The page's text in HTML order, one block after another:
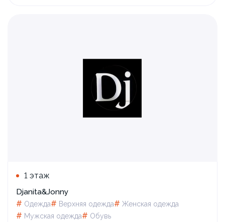
1 этаж
Djanita&Jonny
# Одежда# Верхняя одежда# Женская одежда
# Мужская одежда# Обувь